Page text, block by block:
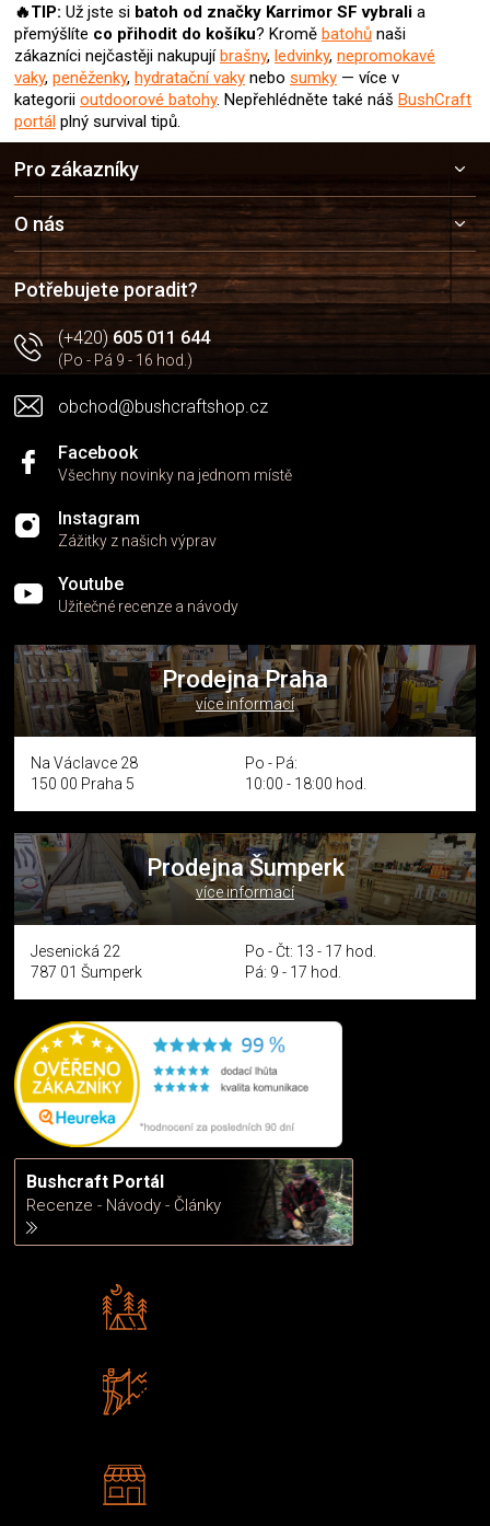
🔥TIP: Už jste si batoh od značky Karrimor SFvybrali a
přemýšlíte co přihodit do košíku? Kromě batohů naši
zákazníci nejčastěji nakupujíbrašny, ledvinky, nepromokavé
vaky, peněženky, hydratační vaky nebo sumky — více v
kategorii outdoorové batohy. Nepřehlédněte také náš BushCraft
portál plný survival tipů.
a
t
í
Pro zákazníky
O nás
Potřebujete poradit?
(+420)605 011 644
(Po - Pá 9 - 16 hod.)
obchod@bushcraftshop.cz
Facebook
Všechny novinky na jednom místě
Instagram
Zážitky z našich výprav
Youtube
Užitečné recenze a návody
Prodejna Praha
více informací
Na Václavce 28
150 00 Praha 5
Po - Pá:
10:00 - 18:00 hod.
Prodejna Šumperk
více informací
Jesenická 22
787 01 Šumperk
Po - Čt: 13 - 17 hod.
Pá: 9 - 17 hod.
Bushcraft Portál
Recenze - Návody - Články